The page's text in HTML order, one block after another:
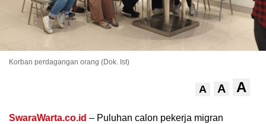
Korban perdagangan orang (Dok. Ist)
A A A
SwaraWarta.co.id – Puluhan calon pekerja migran